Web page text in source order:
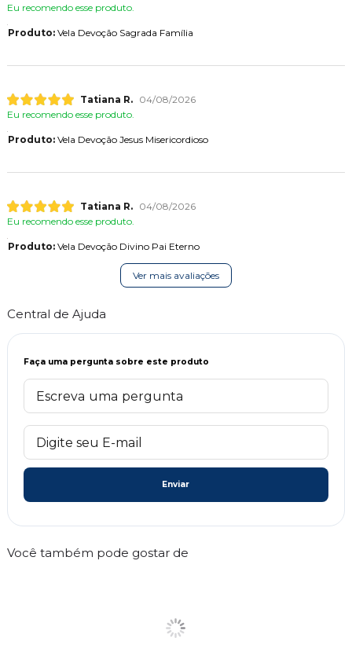
Eu recomendo esse produto.
Produto:Vela Devoção Sagrada Família
Tatiana R.
04/08/2026
Eu recomendo esse produto.
Produto:Vela Devoção Jesus Misericordioso
Tatiana R.
04/08/2026
Eu recomendo esse produto.
Produto:Vela Devoção Divino Pai Eterno
Ver mais avaliações
Central de Ajuda
Faça uma pergunta sobre este produto
Enviar
Você também pode gostar de